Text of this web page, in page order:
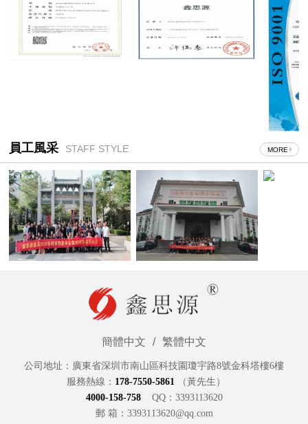
員工風采 STAFF STYLE MORE
簡體中文 / 繁體中文
公司地址：廣東省深圳市南山區科技園瓊宇路8號金科塔樓6樓
服務熱線： 178-7550-5861（黃先生）
4000-158-758 QQ：3393113620
郵 箱：3393113620@qq.com